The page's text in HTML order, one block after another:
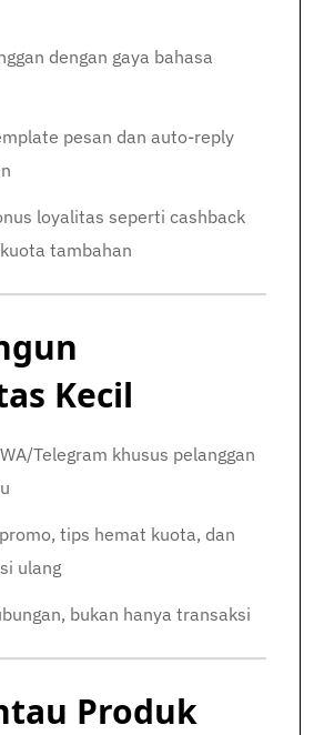
dengan gaya bahasa
pesan dan auto-reply
loyalitas seperti cashback
tambahan
Kecil
Telegram khusus pelanggan
tips hemat kuota, dan
ulang
bukan hanya transaksi
Produk